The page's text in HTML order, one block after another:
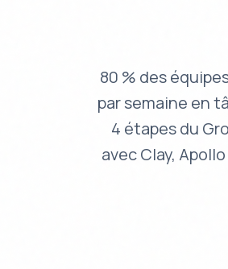
80 % des
par semaine en
4 étapes du
avec Clay,